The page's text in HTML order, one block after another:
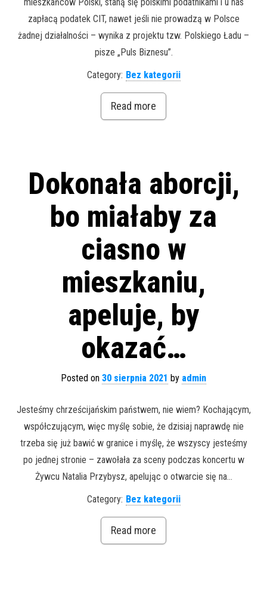
zapłacą podatek CIT, nawet jeśli nie prowadzą w Polsce
żadnej działalności – wynika z projektu tzw. Polskiego Ładu –
pisze „Puls Biznesu”.
Category: Bez kategorii
Read more
Dokonała aborcji,
bo miałaby za
ciasno w
mieszkaniu,
apeluje, by
okazać…
Posted on 30 sierpnia 2021 by admin
Jesteśmy chrześcijańskim państwem, nie wiem? Kochającym,
współczującym, więc myślę sobie, że dzisiaj naprawdę nie
trzeba się już bawić w granice i myślę, że wszyscy jesteśmy
po jednej stronie – zawołała za sceny podczas koncertu w
Żywcu Natalia Przybysz, apelując o otwarcie się na…
Category: Bez kategorii
Read more